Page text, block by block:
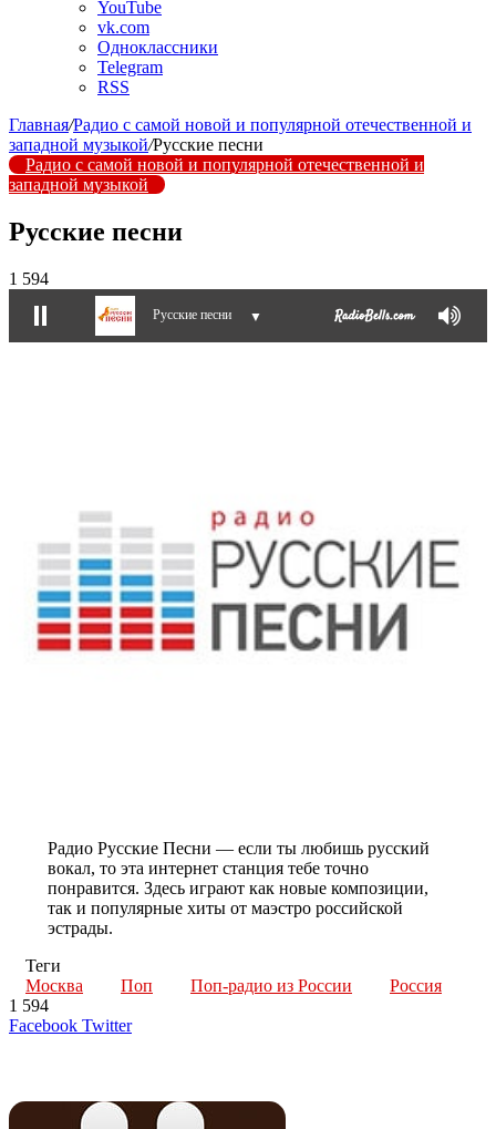
YouTube
vk.com
Одноклассники
Telegram
RSS
Главная/Радио с самой новой и популярной отечественной и
западной музыкой/Русские песни
Радио с самой новой и популярной отечественной и
западной музыкой
Русские песни
1 594
Русские песни ▼
Радио Русские Песни — если ты любишь русский
вокал, то эта интернет станция тебе точно
понравится. Здесь играют как новые композиции,
так и популярные хиты от маэстро российской
эстрады.
Теги
Москва
Поп Поп-радио из России
Россия
1 594
Facebook TwitterLinkedIn
Tumblr
Reddit
Вконтакте
Одноклассники
Skype
Messenger
Messenger
WhatsApp
Telegram
Viber
Line
Поделиться
Печатать